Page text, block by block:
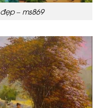
– ms869